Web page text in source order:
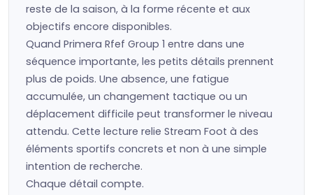
reste de la saison, à la forme récente et aux
objectifs encore disponibles.
Quand Primera Rfef Group 1 entre dans une
séquence importante, les petits détails prennent
plus de poids. Une absence, une fatigue
accumulée, un changement tactique ou un
déplacement difficile peut transformer le niveau
attendu. Cette lecture relie Stream Foot à des
éléments sportifs concrets et non à une simple
intention de recherche.
Chaque détail compte.